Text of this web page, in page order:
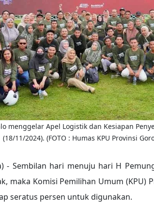
menggelar Apel Logistik dan Kesiapan
(18/11/2024). (FOTO : Humas KPU Provinsi
- Sembilan hari menuju hari H
maka Komisi Pemilihan Umum (KPU)
seratus persen untuk digunakan.